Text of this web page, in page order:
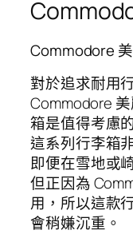
Commodore
對於追求耐用
Commodore
箱是值得考慮
這系列行李箱
即便在雪地或
但正因為
用，所以這款
會稍嫌沉重。